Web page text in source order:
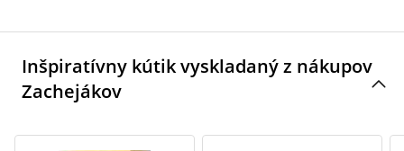
Inšpiratívny kútik vyskladaný z nákupov
Zachejákov